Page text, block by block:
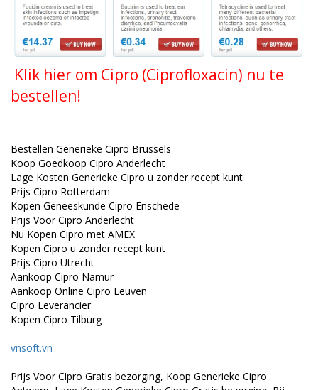
Klik hier om Cipro (Ciprofloxacin) nu te
bestellen!
Bestellen Generieke Cipro Brussels
Koop Goedkoop Cipro Anderlecht
Lage Kosten Generieke Cipro u zonder recept kunt
Prijs Cipro Rotterdam
Kopen Geneeskunde Cipro Enschede
Prijs Voor Cipro Anderlecht
Nu Kopen Cipro met AMEX
Kopen Cipro u zonder recept kunt
Prijs Cipro Utrecht
Aankoop Cipro Namur
Aankoop Online Cipro Leuven
Cipro Leverancier
Kopen Cipro Tilburg
vnsoft.vn
Prijs Voor Cipro Gratis bezorging, Koop Generieke Cipro